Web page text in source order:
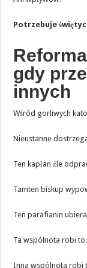
Potrzebuje
gdy
innych
Wśród gorliwych
Nieustanne
Ten kapłan źle
Tamten biskup
Ten parafianin
Ta wspólnota robi to.
Inna wspólnota robi